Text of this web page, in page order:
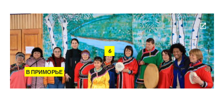
6
В ПРИМОРЬЕ